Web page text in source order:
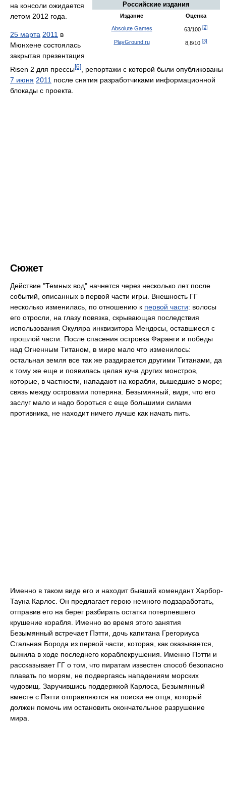
Российские издания
Издание Оценка
Absolute Games 63/100 [2]
PlayGround.ru 8,8/10 [3]
на консоли ожидается
летом 2012 года.
25 марта 2011 в
Мюнхене состоялась
закрытая презентация
Risen 2 для прессы[6]
, репортажи с которой были опубликованы
7 июня 2011 после снятия разработчиками информационной
блокады с проекта.
Сюжет
Действие "Темных вод" начнется через несколько лет после
событий, описанных в первой части игры. Внешность ГГ
несколько изменилась, по отношению к первой части: волосы
его отросли, на глазу повязка, скрывающая последствия
использования Окуляра инквизитора Мендосы, оставшиеся с
прошлой части. После спасения островка Фаранги и победы
над Огненным Титаном, в мире мало что изменилось:
остальная земля все так же раздирается другими Титанами, да
к тому же еще и появилась целая куча других монстров,
которые, в частности, нападают на корабли, вышедшие в море;
связь между островами потеряна. Безымянный, видя, что его
заслуг мало и надо бороться с еще большими силами
противника, не находит ничего лучше как начать пить.
Именно в таком виде его и находит бывший комендант Харбор-
Тауна Карлос. Он предлагает герою немного подзаработать,
отправив его на берег разбирать остатки потерпевшего
крушение корабля. Именно во время этого занятия
Безымянный встречает Пэтти, дочь капитана Грегориуса
Стальная Борода из первой части, которая, как оказывается,
выжила в ходе последнего кораблекрушения. Именно Пэтти и
рассказывает ГГ о том, что пиратам известен способ безопасно
плавать по морям, не подвергаясь нападениям морских
чудовищ. Заручившись поддержкой Карлоса, Безымянный
вместе с Пэтти отправляются на поиски ее отца, который
должен помочь им остановить окончательное разрушение
мира.